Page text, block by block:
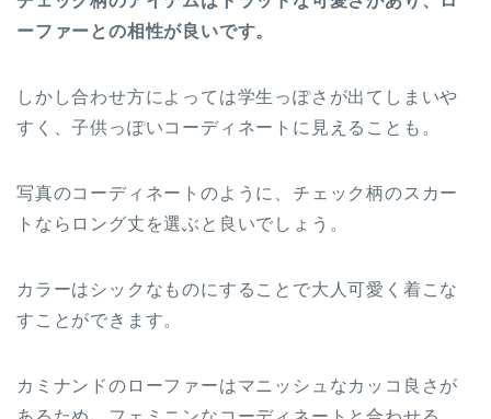
ーファーとの相性が良いです。
しかし合わせ方によっては学生っぽさが出てしまいや
すく、子供っぽいコーディネートに見えることも。
写真のコーディネートのように、チェック柄のスカー
トならロング丈を選ぶと良いでしょう。
カラーはシックなものにすることで大人可愛く着こな
すことができます。
カミナンドのローファーはマニッシュなカッコ良さが